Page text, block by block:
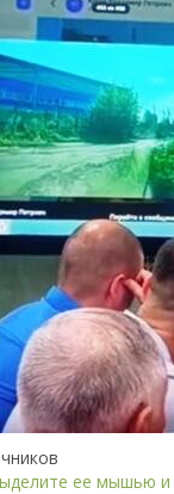
ее мышью